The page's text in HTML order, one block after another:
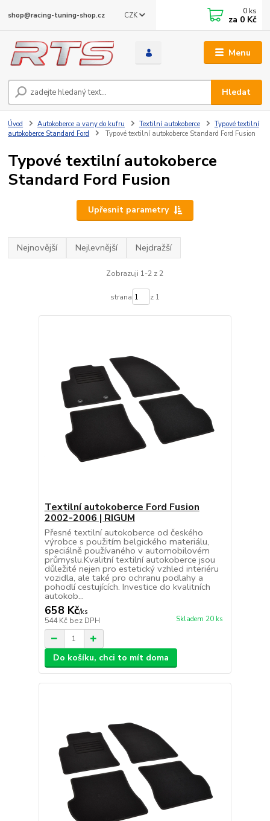
Menu
CZK
Hledat
shop@racing-tuning-shop.cz 0 ks
za 0 Kč
Úvod Autokoberce a vany do kufru Textilní autokoberce
Typové textilní
autokoberce Standard Ford
Typové textilní autokoberce Standard Ford Fusion
Typové textilní autokoberce
Standard Ford Fusion
Upřesnit parametry
Nejnovější Nejlevnější Nejdražší
Zobrazuji 1-2 z 2
strana z 1
Textilní autokoberce Ford Fusion
2002-2006 | RIGUM
Přesné textilní autokoberce od českého
výrobce s použitím belgického materiálu,
speciálně používaného v automobilovém
průmyslu.Kvalitní textilní autokoberce jsou
důležité nejen pro estetický vzhled interiéru
vozidla, ale také pro ochranu podlahy a
pohodlí cestujících. Investice do kvalitních
autokob...
658 Kč/ks
544 Kč bez DPH Skladem 20 ks
Do košíku, chci to mít doma